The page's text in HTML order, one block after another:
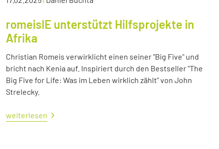
romeisIE unterstützt Hilfsprojekte in
Afrika
Christian Romeis verwirklicht einen seiner "Big Five" und
bricht nach Kenia auf. Inspiriert durch den Bestseller "The
Big Five for Life: Was im Leben wirklich zählt" von John
Strelecky.
weiterlesen